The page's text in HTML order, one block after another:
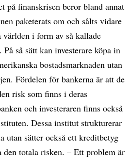
på finanskrisen beror bland annat
paketerats om och sålts vidare
i form av så kallade
så sätt kan investerare köpa in
bostadsmarknaden utan
Fördelen för bankerna är att de
risk som finns i deras
och investeraren finns också
Dessa institut strukturerar
utan sätter också ett kreditbetyg
den totala risken. – Ett problem är